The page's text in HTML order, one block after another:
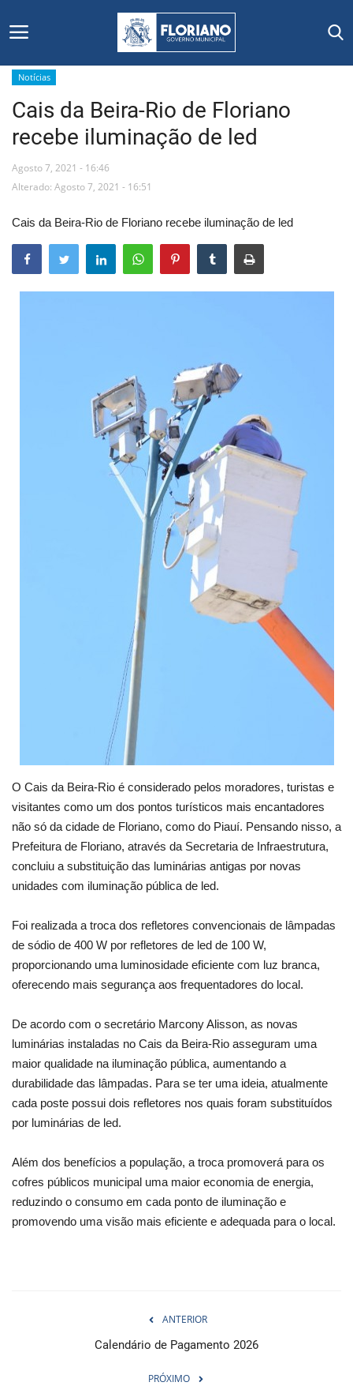
Início
Editais
Floriano
Secretarias e Órgãos
Mural de Licitações
Notícias
Cais da Beira-Rio de Floriano
recebe iluminação de led
Agosto 7, 2021 - 16:46
Alterado: Agosto 7, 2021 - 16:51
Cais da Beira-Rio de Floriano recebe iluminação de led
O Cais da Beira-Rio é considerado pelos moradores, turistas e
visitantes como um dos pontos turísticos mais encantadores
não só da cidade de Floriano, como do Piauí. Pensando nisso, a
Prefeitura de Floriano, através da Secretaria de Infraestrutura,
concluiu a substituição das luminárias antigas por novas
unidades com iluminação pública de led.
Foi realizada a troca dos refletores convencionais de lâmpadas
de sódio de 400 W por refletores de led de 100 W,
proporcionando uma luminosidade eficiente com luz branca,
oferecendo mais segurança aos frequentadores do local.
De acordo com o secretário Marcony Alisson, as novas
luminárias instaladas no Cais da Beira-Rio asseguram uma
maior qualidade na iluminação pública, aumentando a
durabilidade das lâmpadas. Para se ter uma ideia, atualmente
cada poste possui dois refletores nos quais foram substituídos
por luminárias de led.
Além dos benefícios a população, a troca promoverá para os
cofres públicos municipal uma maior economia de energia,
reduzindo o consumo em cada ponto de iluminação e
promovendo uma visão mais eficiente e adequada para o local.
ANTERIOR
Calendário de Pagamento 2026
PRÓXIMO